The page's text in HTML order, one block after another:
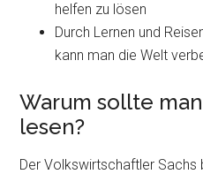
helfen zu lösen
Durch Lernen und
kann man die Welt
Warum sollte
lesen?
Der Volkswirtschaftler Sachs